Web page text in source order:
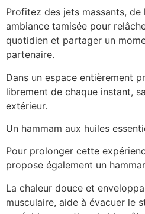
Profitez des jets massants, de
ambiance tamisée pour
quotidien et partager un
partenaire.
Dans un espace entièrement
librement de chaque instant,
extérieur.
Un hammam aux huiles
Pour prolonger cette
propose également un
La chaleur douce et
musculaire, aide à évacuer le